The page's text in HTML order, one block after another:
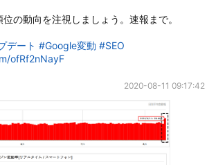
の動向を注視しましょう。速報まで。
デート #Google変動 #SEO
ofRf2nNayF
2020-08-11 09:17:42